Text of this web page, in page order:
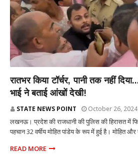
रातभर किया टॉर्चर, पानी तक नहीं
भाई ने बताई आंखों देखी!
STATE NEWS POINT October 26, 2024
लखनऊ। प्रदेश की राजधानी की पुलिस की हिरासत में
पहचान 32 वर्षीय मोहित पांडेय के रूप में हुई है। मोहित
READ MORE